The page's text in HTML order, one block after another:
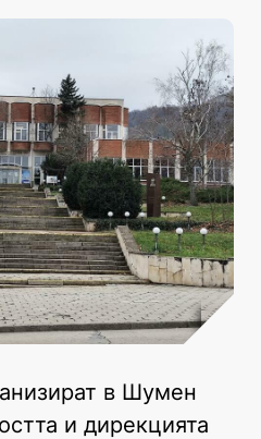
в Шумен
и дирекцията